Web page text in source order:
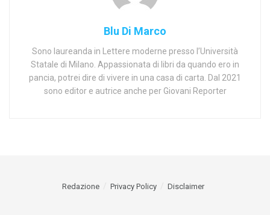
Blu Di Marco
Sono laureanda in Lettere moderne presso l’Università
Statale di Milano. Appassionata di libri da quando ero in
pancia, potrei dire di vivere in una casa di carta. Dal 2021
sono editor e autrice anche per Giovani Reporter
Redazione Privacy Policy Disclaimer